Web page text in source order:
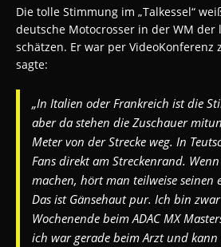
Die tolle Stimmung im „Talkessel“
deutsche Motocrosser in der WM der
schätzen. Er war per VideoKonferenz
sagte:
„In Italien oder Frankreich ist die
aber da stehen die Zuschauer
Meter von der Strecke weg. In
Fans direkt am Streckenrand.
machen, hört man teilweise seinen
Das ist Gänsehaut pur. Ich bin
Wochenende beim ADAC MX
ich war gerade beim Arzt und